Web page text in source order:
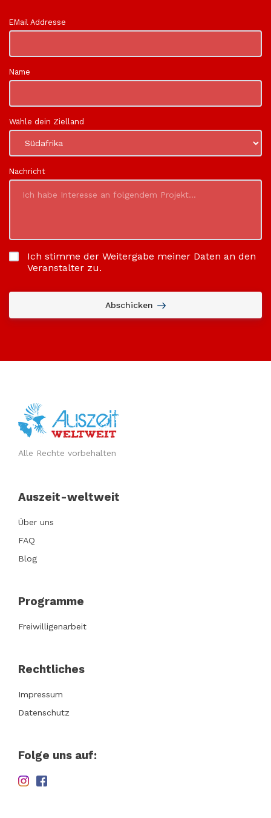
EMail Addresse
Name
Wähle dein Zielland
Nachricht
Ich stimme der Weitergabe meiner Daten an den
Veranstalter zu.
Abschicken
Alle Rechte vorbehalten
Auszeit-weltweit
Über uns
FAQ
Blog
Programme
Freiwilligenarbeit
Rechtliches
Impressum
Datenschutz
Folge uns auf: